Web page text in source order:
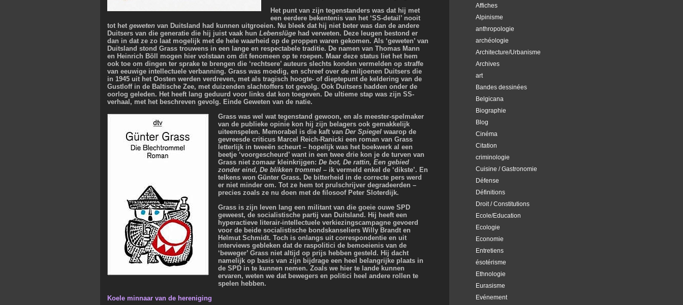
Affiches
Alpinisme
anthropologie
archéologie
Architecture/Urbanisme
Archives
art
Bandes dessinées
Belgicana
Biographie
Blog
Cinéma
Citation
criminologie
Cuisine / Gastronomie
Défense
Définitions
Droit / Constitutions
Ecole/Education
Ecologie
Economie
Entretiens
ésotérisme
Ethnologie
Eurasisme
Evénement
Het punt van zijn tegenstanders was dat hij met
een eerdere bekentenis van het ‘SS-detail’ nooit
tot het geweten van Duitsland had kunnen uitgroeien. Nu bleek dat hij niet beter was dan de andere
Duitsers van die generatie die hij juist vaak hun Lebenslüge had verweten. Deze leugen bestond er
dan in dat ze zo laat mogelijk met de hele waarheid op de proppen waren gekomen. Als ‘geweten’ van
Duitsland stond Grass trouwens in een lange en respectabele traditie. De namen van Thomas Mann
en Heinrich Böll mogen hier volstaan om dit fenomeen op te roepen. Maar deze status liet het hem
ook toe om dingen ter sprake te brengen die ‘rechtsere’ auteurs slechts konden vermelden op straffe
van eeuwige intellectuele verbanning. Grass was moedig, en schreef over de miljoenen Duitsers die
in 1945 uit het Oosten werden verdreven, met als tragisch hoogte- of dieptepunt de keldering van de
Gustloff in de Baltische Zee, met duizenden slachtoffers tot gevolg. Ook Duitsers hadden onder de
oorlog geleden. Het heeft lang geduurd voor links dat kon toegeven. De ultieme stap was zijn SS-
verhaal, met het beschreven gevolg. Einde Geweten van de natie.
Grass was wel wat tegenstand gewoon, en als meester-spelmaker
van de publieke opinie kon hij zijn belagers ook gemakkelijk
uiteenspelen. Memorabel is die kaft vanDer Spiegel waarop de
gevreesde criticus Marcel Reich-Ranicki een roman van Grass
letterlijk in tweeën scheurt – hopelijk was het boekwerk al een
beetje ‘voorgescheurd’ want in een twee drie kon je de turven van
Grass niet zomaar kleinkrijgen:De bot, De rattin, Een gebied
zonder eind, De blikken trommel – ik vermeld enkel de ‘dikste’. En
telkens won Günter Grass. De bitterheid in de correcte pers werd
er niet minder om. Tot ze hem tot prulschrijver degradeerden –
precies zoals ze nu doen met de filosoof Peter Sloterdijk.
Grass is zijn leven lang een militant van die goeie ouwe SPD
geweest, de socialistische partij van Duitsland. Hij heeft een
hyperactieve literair-intellectuele verkiezingscampagne gevoerd
voor de beide socialistische bondskanseliers Willy Brandt en
Helmut Schmidt. Toch is onlangs uit correspondentie en uit
interviews gebleken dat de raspolitici de bemoeienis van de
‘beweger’ Grass niet altijd op prijs hebben gesteld. Hij dacht
namelijk op basis van zijn bijdrage een heel belangrijke plaats in
de SPD in te kunnen nemen. Zoals we hier te lande kunnen
ervaren, weten we dat bewegers en politici heel andere rollen te
spelen hebben.
Koele minnaar van de hereniging